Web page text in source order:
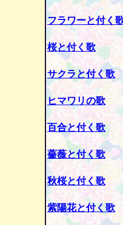
フラワーと付く
桜と付く歌
サクラと付く歌
ヒマワリの歌
百合と付く歌
薔薇と付く歌
秋桜と付く歌
紫陽花と付く歌